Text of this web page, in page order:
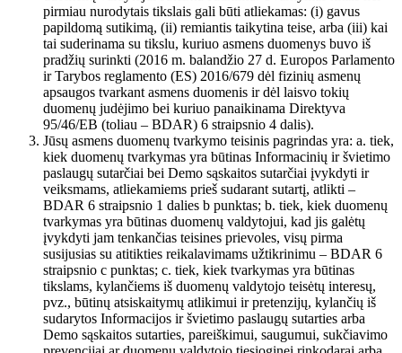
pirmiau nurodytais tikslais gali būti atliekamas: (i) gavus
papildomą sutikimą, (ii) remiantis taikytina teise, arba (iii) kai
tai suderinama su tikslu, kuriuo asmens duomenys buvo iš
pradžių surinkti (2016 m. balandžio 27 d. Europos Parlamento
ir Tarybos reglamento (ES) 2016/679 dėl fizinių asmenų
apsaugos tvarkant asmens duomenis ir dėl laisvo tokių
duomenų judėjimo bei kuriuo panaikinama Direktyva
95/46/EB (toliau – BDAR) 6 straipsnio 4 dalis).
Jūsų asmens duomenų tvarkymo teisinis pagrindas yra: a. tiek,
kiek duomenų tvarkymas yra būtinas Informacinių ir švietimo
paslaugų sutarčiai bei Demo sąskaitos sutarčiai įvykdyti ir
veiksmams, atliekamiems prieš sudarant sutartį, atlikti –
BDAR 6 straipsnio 1 dalies b punktas; b. tiek, kiek duomenų
tvarkymas yra būtinas duomenų valdytojui, kad jis galėtų
įvykdyti jam tenkančias teisines prievoles, visų pirma
susijusias su atitikties reikalavimams užtikrinimu – BDAR 6
straipsnio c punktas; c. tiek, kiek tvarkymas yra būtinas
tikslams, kylančiems iš duomenų valdytojo teisėtų interesų,
pvz., būtinų atsiskaitymų atlikimui ir pretenzijų, kylančių iš
sudarytos Informacijos ir švietimo paslaugų sutarties arba
Demo sąskaitos sutarties, pareiškimui, saugumui, sukčiavimo